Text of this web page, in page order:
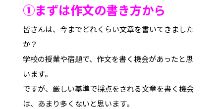
①まずは作文の書き方から
皆さんは、今までどれくらい文章を書いてきました
か？
学校の授業や宿題で、作文を書く機会があったと思
います。
ですが、厳しい基準で採点をされる文章を書く機会
は、あまり多くないと思います。